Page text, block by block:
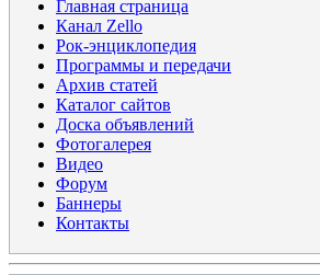
Главная страница
Канал Zello
Рок-энциклопедия
Программы и передачи
Архив статей
Каталог сайтов
Доска объявлений
Фотогалерея
Видео
Форум
Баннеры
Контакты